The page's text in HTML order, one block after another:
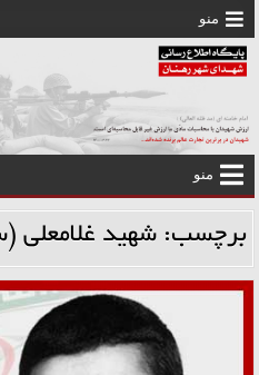
پرش
محتوا
منو
منو
برچسب:شهید غلامعلی